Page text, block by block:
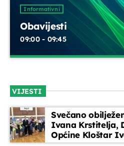
UPRAVO ETERU
Informativni
Obavijesti
09:00 - 09:45
Informativni
Obavijesti
09:00 - 09:45
Kratke obavijesti i najave o
promjenama programa i važnim
slušatelje, između redovnih
VIJESTI
Svečano
Ivana Krstitelja,
Općine Kloštar